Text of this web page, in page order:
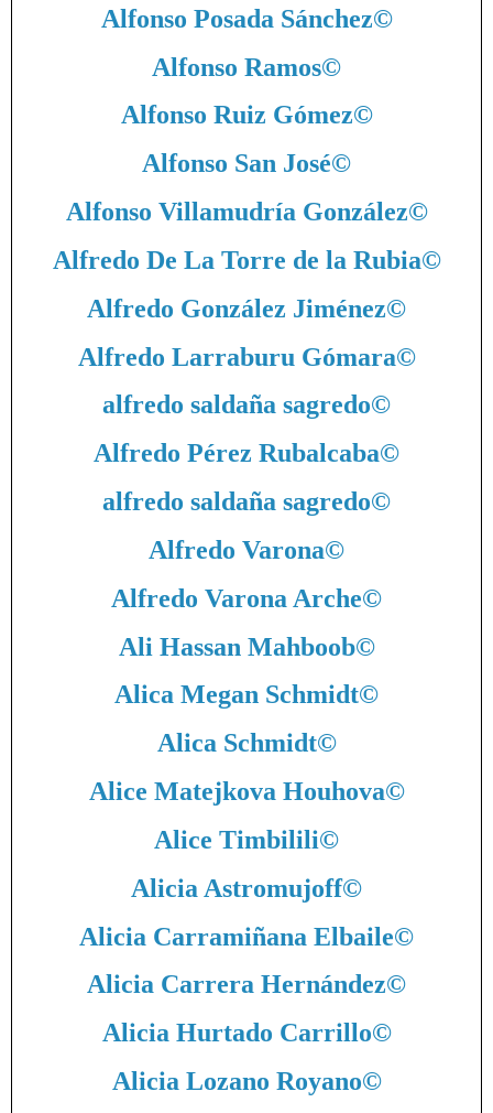
Alfonso Posada Sánchez©
Alfonso Ramos©
Alfonso Ruiz Gómez©
Alfonso San José©
Alfonso Villamudría González©
Alfredo De La Torre de la Rubia©
Alfredo González Jiménez©
Alfredo Larraburu Gómara©
alfredo saldaña sagredo©
Alfredo Pérez Rubalcaba©
alfredo saldaña sagredo©
Alfredo Varona©
Alfredo Varona Arche©
Ali Hassan Mahboob©
Alica Megan Schmidt©
Alica Schmidt©
Alice Matejkova Houhova©
Alice Timbilili©
Alicia Astromujoff©
Alicia Carramiñana Elbaile©
Alicia Carrera Hernández©
Alicia Hurtado Carrillo©
Alicia Lozano Royano©